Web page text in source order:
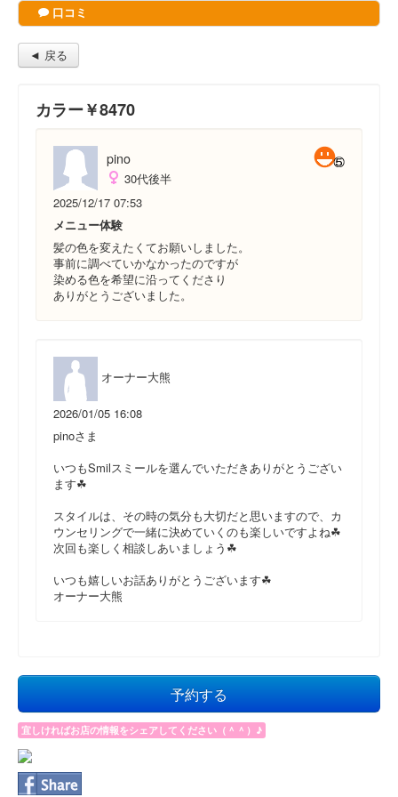
口コミ
◄ 戻る
カラー￥8470
pino
30代後半
2025/12/17 07:53
メニュー体験
髪の色を変えたくてお願いしました。
事前に調べていかなかったのですが
染める色を希望に沿ってくださり
ありがとうございました。
オーナー大熊
2026/01/05 16:08
pinoさま
いつもSmilスミールを選んでいただきありがとうござい
ます☘
スタイルは、その時の気分も大切だと思いますので、カ
ウンセリングで一緒に決めていくのも楽しいですよね☘
次回も楽しく相談しあいましょう☘
いつも嬉しいお話ありがとうございます☘
オーナー大熊
予約する
宜しければお店の情報をシェアしてください（＾＾）♪